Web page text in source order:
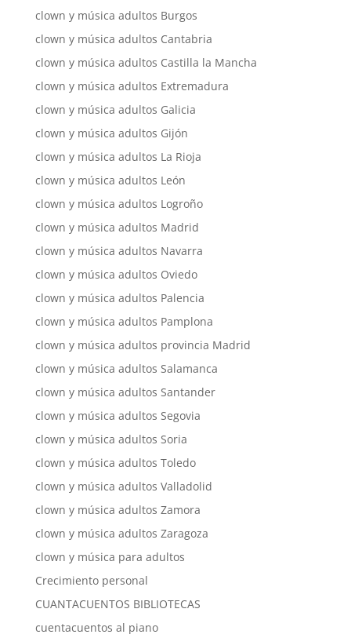
clown y música adultos Burgos
clown y música adultos Cantabria
clown y música adultos Castilla la Mancha
clown y música adultos Extremadura
clown y música adultos Galicia
clown y música adultos Gijón
clown y música adultos La Rioja
clown y música adultos León
clown y música adultos Logroño
clown y música adultos Madrid
clown y música adultos Navarra
clown y música adultos Oviedo
clown y música adultos Palencia
clown y música adultos Pamplona
clown y música adultos provincia Madrid
clown y música adultos Salamanca
clown y música adultos Santander
clown y música adultos Segovia
clown y música adultos Soria
clown y música adultos Toledo
clown y música adultos Valladolid
clown y música adultos Zamora
clown y música adultos Zaragoza
clown y música para adultos
Crecimiento personal
CUANTACUENTOS BIBLIOTECAS
cuentacuentos al piano